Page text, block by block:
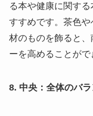
る本や健康に関す
すすめです。茶色
材のものを飾ると
ーを高めることがで
8. 中央：全体のバ